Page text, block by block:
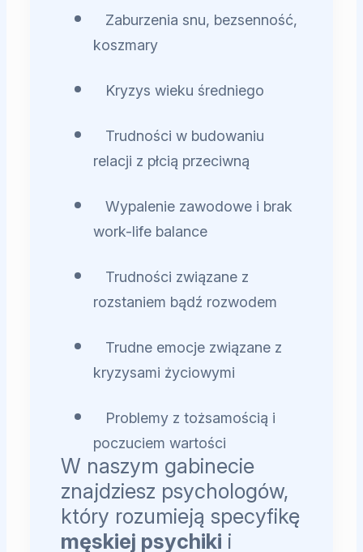
Zaburzenia snu, bezsenność,
koszmary
Kryzys wieku średniego
Trudności w budowaniu
relacji z płcią przeciwną
Wypalenie zawodowe i brak
work-life balance
Trudności związane z
rozstaniem bądź rozwodem
Trudne emocje związane z
kryzysami życiowymi
Problemy z tożsamością i
poczuciem wartości
W naszym gabinecie
znajdziesz psychologów,
który rozumieją specyfikę
męskiej psychiki i